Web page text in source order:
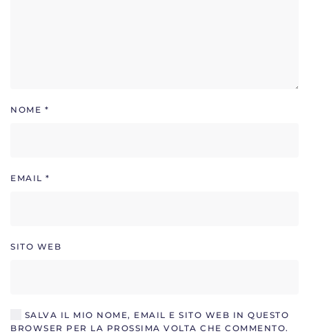
NOME *
EMAIL *
SITO WEB
SALVA IL MIO NOME, EMAIL E SITO WEB IN QUESTO
BROWSER PER LA PROSSIMA VOLTA CHE COMMENTO.